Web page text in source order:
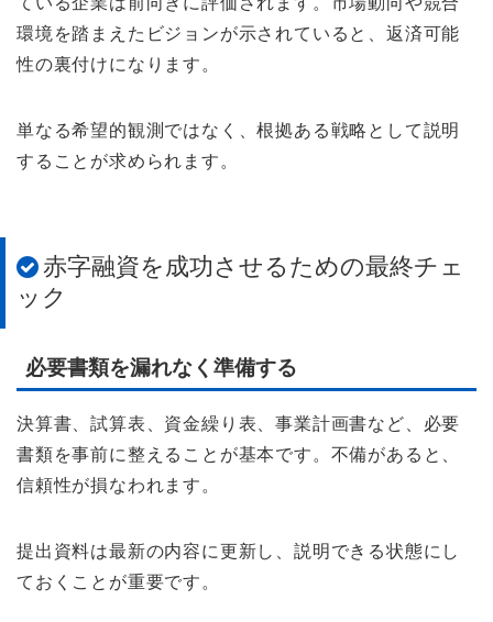
環境を踏まえたビジョンが示されていると、返済可能
性の裏付けになります。
単なる希望的観測ではなく、根拠ある戦略として説明
することが求められます。
赤字融資を成功させるための最終チェ
ック
必要書類を漏れなく準備する
決算書、試算表、資金繰り表、事業計画書など、必要
書類を事前に整えることが基本です。不備があると、
信頼性が損なわれます。
提出資料は最新の内容に更新し、説明できる状態にし
ておくことが重要です。